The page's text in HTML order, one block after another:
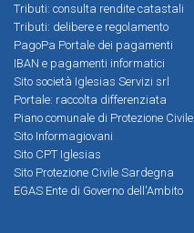
Tributi: consulta rendite catastali
Tributi: delibere e regolamento
PagoPa Portale dei pagamenti
IBAN e pagamenti informatici
Sito società Iglesias Servizi srl
Portale: raccolta differenziata
Piano comunale di Protezione Civile
Sito Informagiovani
Sito CPT Iglesias
Sito Protezione Civile Sardegna
EGAS Ente di Governo dell'Ambito